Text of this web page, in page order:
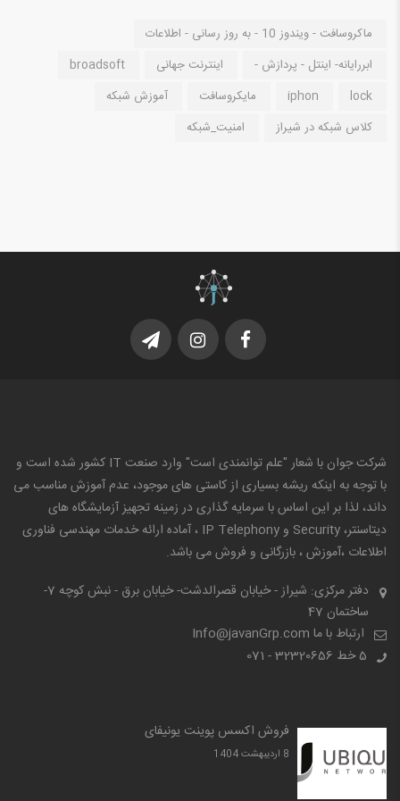
ماکروسافت - ویندوز 10 - به روز رسانی - اطلاعات
ابررایانه- اینتل - پردازش -
اینترنت جهانی
broadsoft
lock
iphon مایکروسافت
آموزش شبکه
کلاس شبکه در شیراز
امنیت_شبکه
شرکت جوان با شعار "علم توانمندی است" وارد صنعت IT کشور شده است و
با توجه به اینکه ریشه بسیاری از کاستی های موجود، عدم آموزش مناسب می
داند، لذا بر این اساس با سرمایه گذاری در زمینه تجهیز آزمایشگاه های
دیتاسنتر، Security و IP Telephony ، آماده ارائه خدمات مهندسی فناوری
اطلاعات ،آموزش ، بازرگانی و فروش می باشد.
دفتر مرکزی: شیراز - خیابان قصرالدشت- خیابان برق - نبش کوچه 7-
ساختمان 47
ارتباط با ما Info@javanGrp.com
5 خط
32320656 - 071
فروش اکسس پوینت یونیفای
8 ارديبهشت 1404